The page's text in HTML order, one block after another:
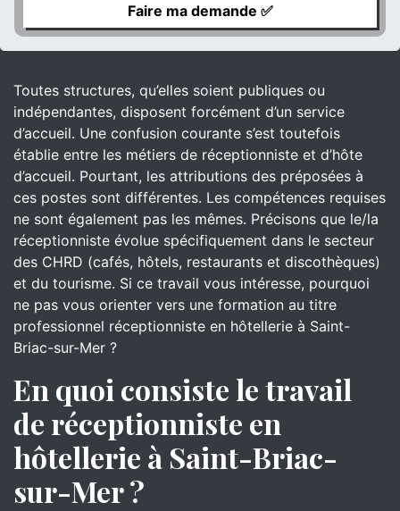
Toutes structures, qu’elles soient publiques ou
indépendantes, disposent forcément d’un service
d’accueil. Une confusion courante s’est toutefois
établie entre les métiers de réceptionniste et d’hôte
d’accueil. Pourtant, les attributions des préposées à
ces postes sont différentes. Les compétences requises
ne sont également pas les mêmes. Précisons que le/la
réceptionniste évolue spécifiquement dans le secteur
des CHRD (cafés, hôtels, restaurants et discothèques)
et du tourisme. Si ce travail vous intéresse, pourquoi
ne pas vous orienter vers une formation au titre
professionnel réceptionniste en hôtellerie à Saint-
Briac-sur-Mer ?
En quoi consiste le travail
de réceptionniste en
hôtellerie à Saint-Briac-
sur-Mer ?